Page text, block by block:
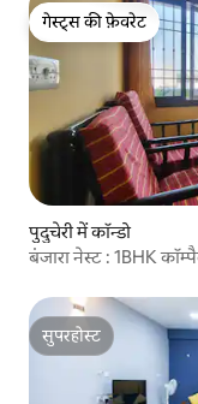
गेस्ट्स की फ़ेवरेट
गेस्ट्स की फ़ेवरेट
पुदुचेरी में कॉन्डो
बंजारा नेस्ट : 1BHK
सुपरहोस्ट
सुपरहोस्ट